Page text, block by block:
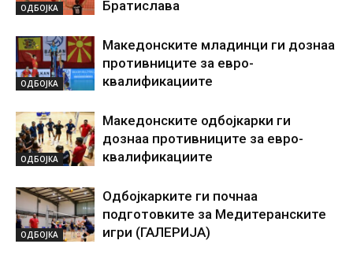
ОДБОЈКА
Братислава
ОДБОЈКА
Македонските младинци ги дознаа
противниците за евро-
квалификациите
ОДБОЈКА
Македонските одбојкарки ги
дознаа противниците за евро-
квалификациите
ОДБОЈКА
Одбојкарките ги почнаа
подготовките за Медитеранските
игри (ГАЛЕРИЈА)